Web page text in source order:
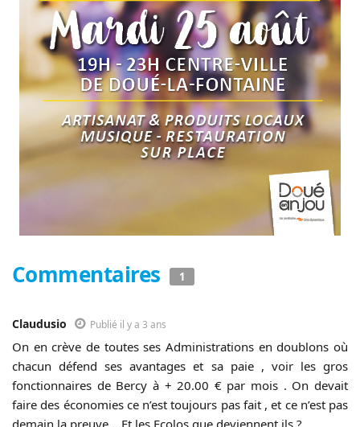
Commentaires 1
Claudusio Publié il y a 3 ans
On en crève de toutes ses Administrations en doublons où
chacun défend ses avantages et sa paie , voir les gros
fonctionnaires de Bercy à + 20.00 € par mois . On devait
faire des économies ce n’est toujours pas fait , et ce n’est pas
demain la preuve …Et les Ecolos que deviennent ils ?